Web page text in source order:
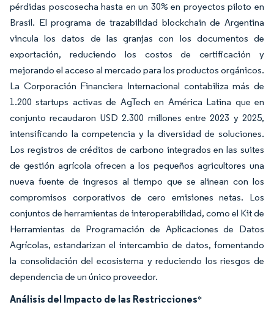
pérdidas poscosecha hasta en un 30% en proyectos piloto en
Brasil. El programa de trazabilidad blockchain de Argentina
vincula los datos de las granjas con los documentos de
exportación, reduciendo los costos de certificación y
mejorando el acceso al mercado para los productos orgánicos.
La Corporación Financiera Internacional contabiliza más de
1.200 startups activas de AgTech en América Latina que en
conjunto recaudaron USD 2.300 millones entre 2023 y 2025,
intensificando la competencia y la diversidad de soluciones.
Los registros de créditos de carbono integrados en las suites
de gestión agrícola ofrecen a los pequeños agricultores una
nueva fuente de ingresos al tiempo que se alinean con los
compromisos corporativos de cero emisiones netas. Los
conjuntos de herramientas de interoperabilidad, como el Kit de
Herramientas de Programación de Aplicaciones de Datos
Agrícolas, estandarizan el intercambio de datos, fomentando
la consolidación del ecosistema y reduciendo los riesgos de
dependencia de un único proveedor.
Análisis del Impacto de las Restricciones*